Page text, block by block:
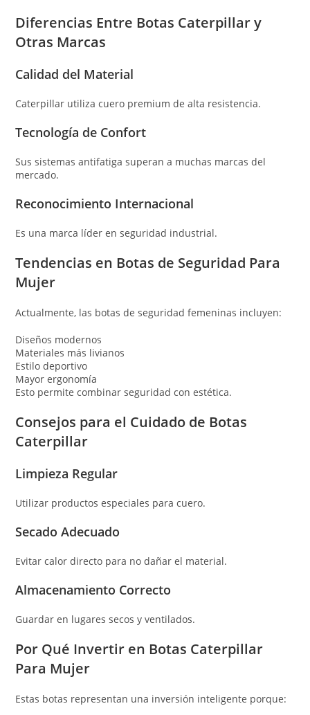
Diferencias Entre Botas Caterpillar y
Otras Marcas
Calidad del Material
Caterpillar utiliza cuero premium de alta resistencia.
Tecnología de Confort
Sus sistemas antifatiga superan a muchas marcas del
mercado.
Reconocimiento Internacional
Es una marca líder en seguridad industrial.
Tendencias en Botas de Seguridad Para
Mujer
Actualmente, las botas de seguridad femeninas incluyen:
Diseños modernos
Materiales más livianos
Estilo deportivo
Mayor ergonomía
Esto permite combinar seguridad con estética.
Consejos para el Cuidado de Botas
Caterpillar
Limpieza Regular
Utilizar productos especiales para cuero.
Secado Adecuado
Evitar calor directo para no dañar el material.
Almacenamiento Correcto
Guardar en lugares secos y ventilados.
Por Qué Invertir en Botas Caterpillar
Para Mujer
Estas botas representan una inversión inteligente porque: